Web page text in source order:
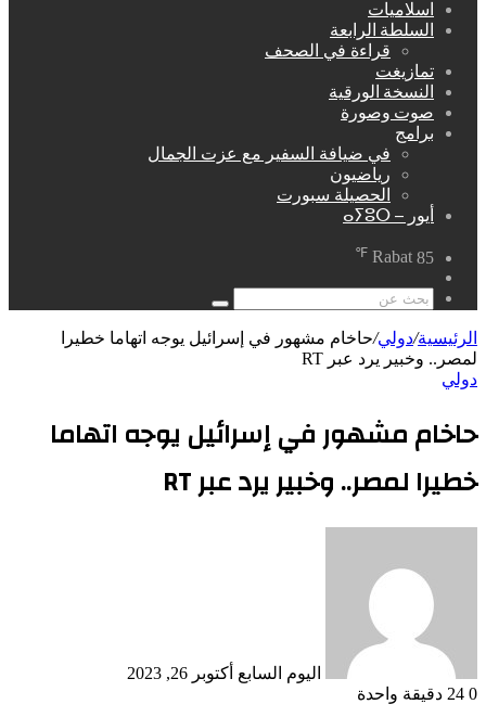
اسلاميات
السلطة الرابعة
قراءة في الصحف
تمازيغت
النسخة الورقية
صوت وصورة
برامج
في ضيافة السفير مع عزت الجمال
رياضيون
الحصيلة سبورت
أيور – ⴰⵢⵓⵔ
Rabat 85
℉
عشوائي
بحث
عن
الرئيسية/دولي/حاخام مشهور في إسرائيل يوجه اتهاما خطيرا
لمصر.. وخبير يرد عبر RT
دولي
حاخام مشهور في إسرائيل يوجه اتهاما
خطيرا لمصر.. وخبير يرد عبر RT
اليوم السابع أكتوبر 26, 2023
0
دقيقة واحدة